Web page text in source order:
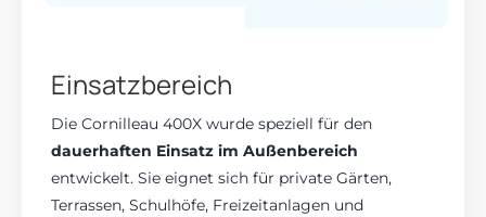
Einsatzbereich
Die Cornilleau 400X wurde speziell für den
dauerhaften Einsatz im Außenbereich
entwickelt. Sie eignet sich für private Gärten,
Terrassen, Schulhöfe, Freizeitanlagen und